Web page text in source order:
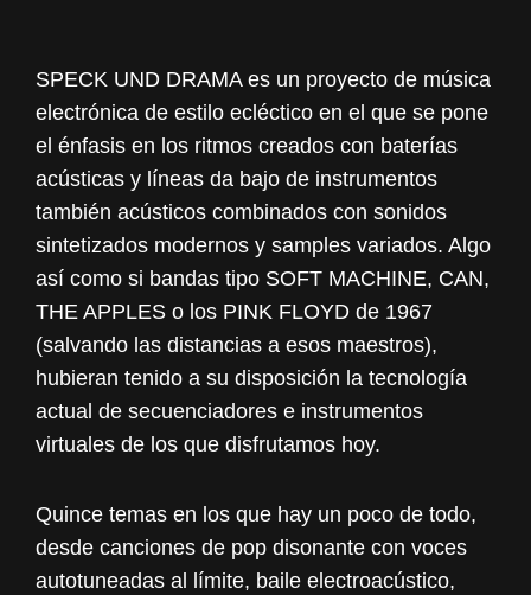
SPECK UND DRAMA es un proyecto de música
electrónica de estilo ecléctico en el que se pone
el énfasis en los ritmos creados con baterías
acústicas y líneas da bajo de instrumentos
también acústicos combinados con sonidos
sintetizados modernos y samples variados. Algo
así como si bandas tipo SOFT MACHINE, CAN,
THE APPLES o los PINK FLOYD de 1967
(salvando las distancias a esos maestros),
hubieran tenido a su disposición la tecnología
actual de secuenciadores e instrumentos
virtuales de los que disfrutamos hoy.
Quince temas en los que hay un poco de todo,
desde canciones de pop disonante con voces
autotuneadas al límite, baile electroacústico,